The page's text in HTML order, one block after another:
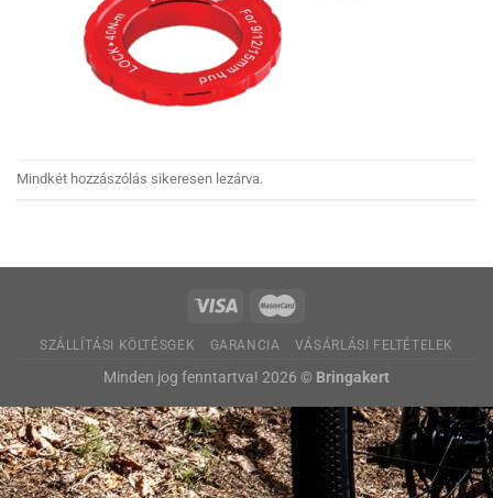
Mindkét hozzászólás sikeresen lezárva.
SZÁLLÍTÁSI KÖLTÉSGEK GARANCIA VÁSÁRLÁSI FELTÉTELEK
Minden jog fenntartva! 2026 © Bringakert